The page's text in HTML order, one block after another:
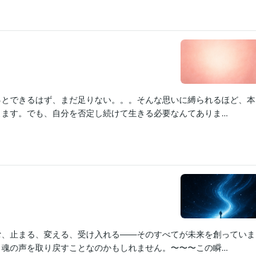
できるはず、まだ足りない。。。そんな思いに縛られるほど、本
す。でも、自分を否定し続けて生きる必要なんてありま...
止まる、変える、受け入れる——そのすべてが未来を創っていま
の声を取り戻すことなのかもしれません。〜〜〜この瞬...